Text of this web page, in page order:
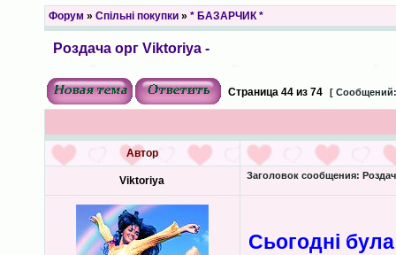
Форум » Спільні покупки» * БАЗАРЧИК *
Роздача орг Viktoriya -
Страница 44из 74 [
Автор
Viktoriya Заголовок сообщения:
Сьогодні